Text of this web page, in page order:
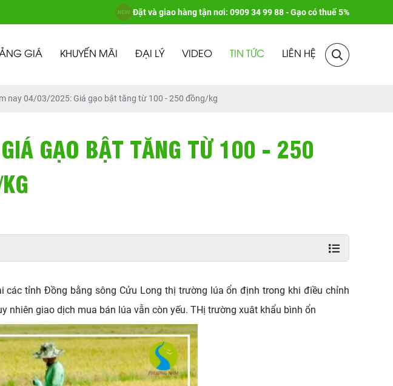
Đặt và giao hàng tận nơi: 0909 34 99 88 - Gạo có thuế 5%
GIÁ KHUYẾN MÃI ĐẠI LÝ VIDEO TIN TỨC LIÊN HỆ
nay 04/03/2025: Giá gạo bật tăng từ 100 - 250 đồng/kg
GẠO BẬT TĂNG TỪ 100 - 250
các tỉnh Đồng bằng sông Cửu Long thị trường lúa ổn định trong khi điều chỉnh
nhiên giao dịch mua bán lúa vẫn còn yếu. THị trường xuât khẩu bình ổn